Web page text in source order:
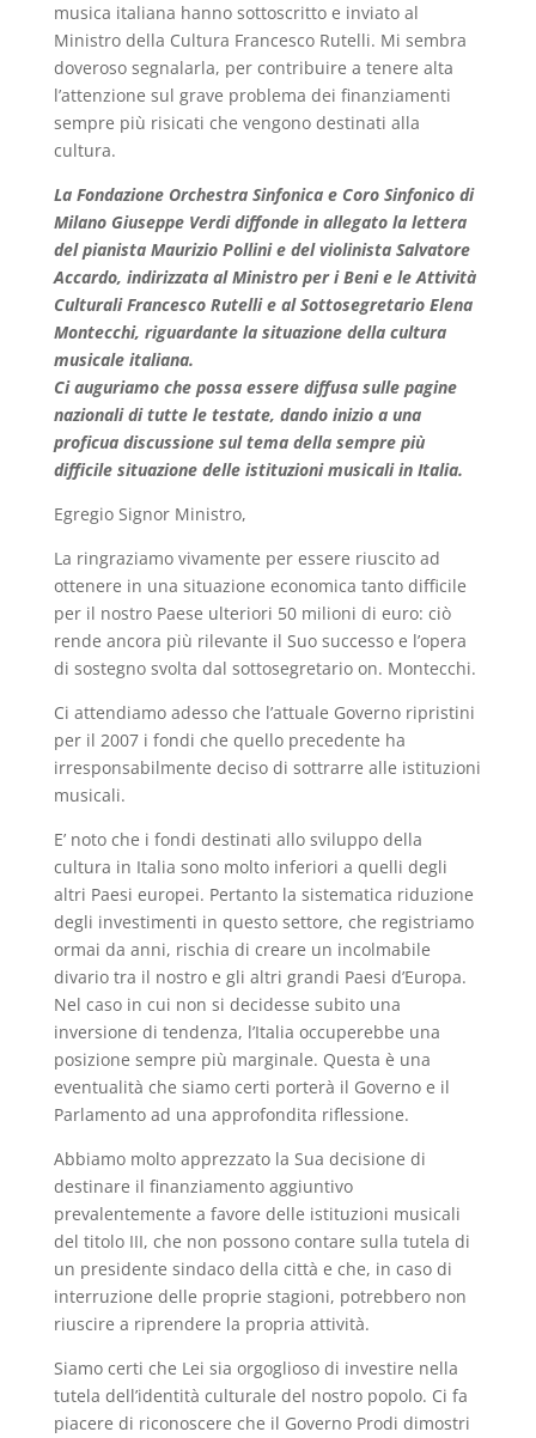
musica italiana hanno sottoscritto e inviato al
Ministro della Cultura Francesco Rutelli. Mi sembra
doveroso segnalarla, per contribuire a tenere alta
l’attenzione sul grave problema dei finanziamenti
sempre più risicati che vengono destinati alla
cultura.
La Fondazione Orchestra Sinfonica e Coro Sinfonico di
Milano Giuseppe Verdi diffonde in allegato la lettera
del pianista Maurizio Pollini e del violinista Salvatore
Accardo, indirizzata al Ministro per i Beni e le Attività
Culturali Francesco Rutelli e al Sottosegretario Elena
Montecchi, riguardante la situazione della cultura
musicale italiana.
Ci auguriamo che possa essere diffusa sulle pagine
nazionali di tutte le testate, dando inizio a una
proficua discussione sul tema della sempre più
difficile situazione delle istituzioni musicali in Italia.
Egregio Signor Ministro,
La ringraziamo vivamente per essere riuscito ad
ottenere in una situazione economica tanto difficile
per il nostro Paese ulteriori 50 milioni di euro: ciò
rende ancora più rilevante il Suo successo e l’opera
di sostegno svolta dal sottosegretario on. Montecchi.
Ci attendiamo adesso che l’attuale Governo ripristini
per il 2007 i fondi che quello precedente ha
irresponsabilmente deciso di sottrarre alle istituzioni
musicali.
E’ noto che i fondi destinati allo sviluppo della
cultura in Italia sono molto inferiori a quelli degli
altri Paesi europei. Pertanto la sistematica riduzione
degli investimenti in questo settore, che registriamo
ormai da anni, rischia di creare un incolmabile
divario tra il nostro e gli altri grandi Paesi d’Europa.
Nel caso in cui non si decidesse subito una
inversione di tendenza, l’Italia occuperebbe una
posizione sempre più marginale. Questa è una
eventualità che siamo certi porterà il Governo e il
Parlamento ad una approfondita riflessione.
Abbiamo molto apprezzato la Sua decisione di
destinare il finanziamento aggiuntivo
prevalentemente a favore delle istituzioni musicali
del titolo III, che non possono contare sulla tutela di
un presidente sindaco della città e che, in caso di
interruzione delle proprie stagioni, potrebbero non
riuscire a riprendere la propria attività.
Siamo certi che Lei sia orgoglioso di investire nella
tutela dell’identità culturale del nostro popolo. Ci fa
piacere di riconoscere che il Governo Prodi dimostri